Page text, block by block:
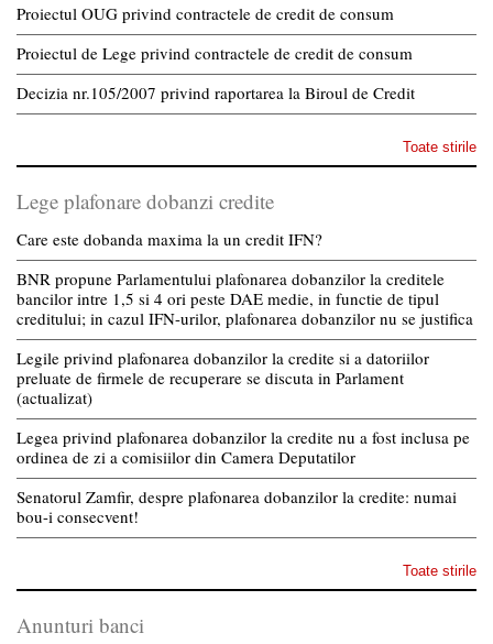
Proiectul OUG privind contractele de credit de consum
Proiectul de Lege privind contractele de credit de consum
Decizia nr.105/2007 privind raportarea la Biroul de Credit
Toate stirile
Lege plafonare dobanzi credite
Care este dobanda maxima la un credit IFN?
BNR propune Parlamentului plafonarea dobanzilor la creditele
bancilor intre 1,5 si 4 ori peste DAE medie, in functie de tipul
creditului; in cazul IFN-urilor, plafonarea dobanzilor nu se justifica
Legile privind plafonarea dobanzilor la credite si a datoriilor
preluate de firmele de recuperare se discuta in Parlament
(actualizat)
Legea privind plafonarea dobanzilor la credite nu a fost inclusa pe
ordinea de zi a comisiilor din Camera Deputatilor
Senatorul Zamfir, despre plafonarea dobanzilor la credite: numai
bou-i consecvent!
Toate stirile
Anunturi banci